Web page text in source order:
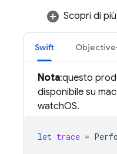
Scopri di
Swift
Nota:questo
disponibile su
watchOS.
let trace =